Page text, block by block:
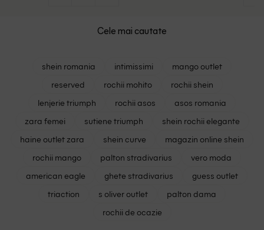
Cele mai cautate
shein romania intimissimi
mango outlet
reserved
rochii mohito
rochii shein
lenjerie triumph
rochii asos
asos romania
zara femei
sutiene triumph
shein rochii elegante
haine outlet zara
shein curve
magazin online shein
rochii mango
palton stradivarius
vero moda
american eagle
ghete stradivarius
guess outlet
triaction
s oliver outlet
palton dama
rochii de ocazie